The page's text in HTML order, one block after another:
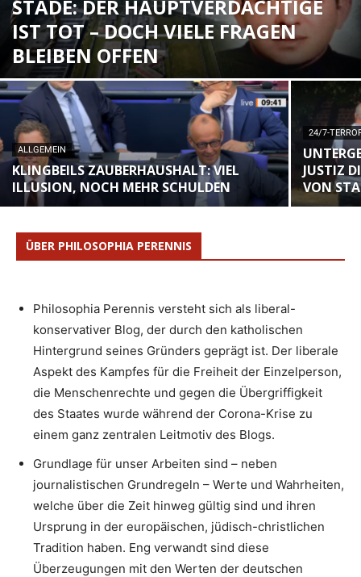
STADE: DER HAUPTVERDÄCHTIGE
IST TOT – DOCH VIELE FRAGEN
BLEIBEN OFFEN
ALLGEMEIN
KLINGBEILS ZAUBERHAUSHALT: VIEL
ILLUSION, NOCH MEHR SCHULDEN
24/7-
USTIZ
ON
ÜBER PHILOSOPHIA PERENNIS
Philosophia Perennis versteht sich als liberal-
konservativer Blog, der durch den katholischen
Hintergrund seines Gründers geprägt ist. Der liberale
Aspekt des Kampfes für die Freiheit der Einzelperson,
die Menschenrechte und gegen die Übergriffigkeit
des Staates wurde während der Corona-Krise zu
einem ganz zentralen Leitmotiv des Blogs.
Grundlage für unser Arbeiten sind – neben
journalistischen Grundregeln – Werte und Wahrheiten,
welche über die Zeit hinweg gültig sind und ihren
Ursprung in der europäischen, jüdisch-christlichen
Tradition haben. Eng verwandt sind diese
Überzeugungen mit den Werten der deutschen